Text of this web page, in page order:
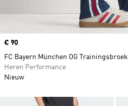
Price
€ 90
FC Bayern München OG Trainingsbroek
Heren Performance
Nieuw